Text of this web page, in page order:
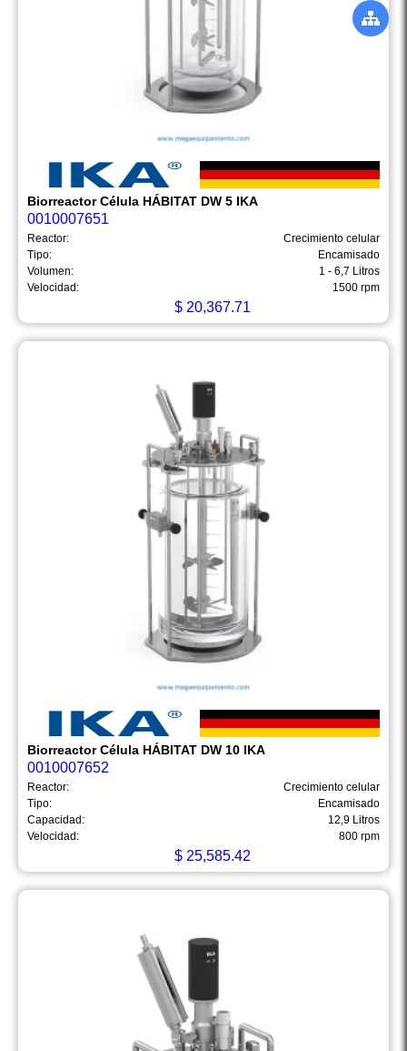
Biorreactor Célula HÁBITAT DW 5 IKA
0010007651
Reactor:
Crecimiento celular
Tipo:
Encamisado
Volumen:
1 - 6,7 Litros
Velocidad:
1500 rpm
$ 20,367.71
Biorreactor Célula HÁBITAT DW 10 IKA
0010007652
Reactor:
Crecimiento celular
Tipo:
Encamisado
Capacidad:
12,9 Litros
Velocidad:
800 rpm
$ 25,585.42